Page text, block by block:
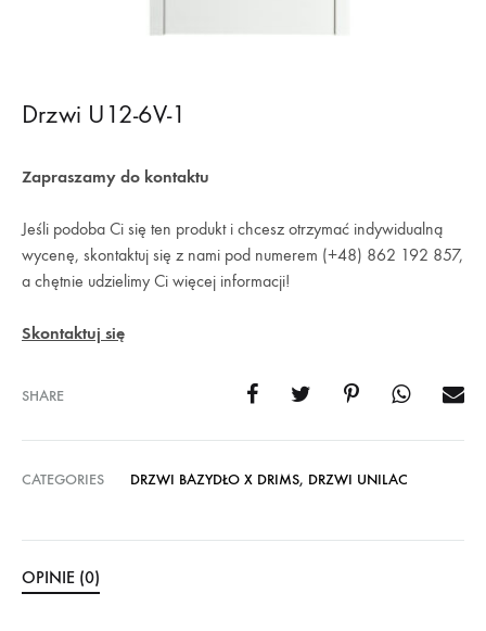
Drzwi U12-6V-1
Zapraszamy do kontaktu
Jeśli podoba Ci się ten produkt i chcesz otrzymać indywidualną
wycenę, skontaktuj się z nami pod numerem (+48) 862 192 857,
a chętnie udzielimy Ci więcej informacji!
Skontaktuj się
SHARE
CATEGORIES DRZWI BAZYDŁO X DRIMS, DRZWI UNILAC
OPINIE (0)